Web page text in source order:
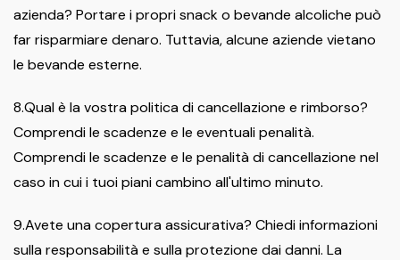
azienda? Portare i propri snack o bevande alcoliche può
far risparmiare denaro. Tuttavia, alcune aziende vietano
le bevande esterne.
8.Qual è la vostra politica di cancellazione e rimborso?
Comprendi le scadenze e le eventuali penalità.
Comprendi le scadenze e le penalità di cancellazione nel
caso in cui i tuoi piani cambino all'ultimo minuto.
9.Avete una copertura assicurativa? Chiedi informazioni
sulla responsabilità e sulla protezione dai danni. La